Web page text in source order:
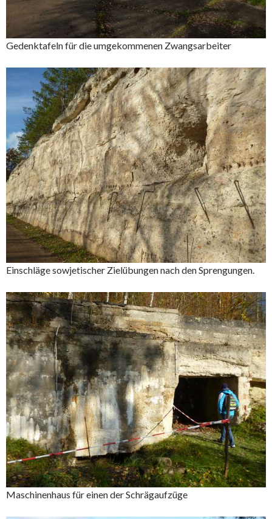
Gedenktafeln für die umgekommenen Zwangsarbeiter
Einschläge sowjetischer Zielübungen nach den Sprengungen.
Maschinenhaus für einen der Schrägaufzüge